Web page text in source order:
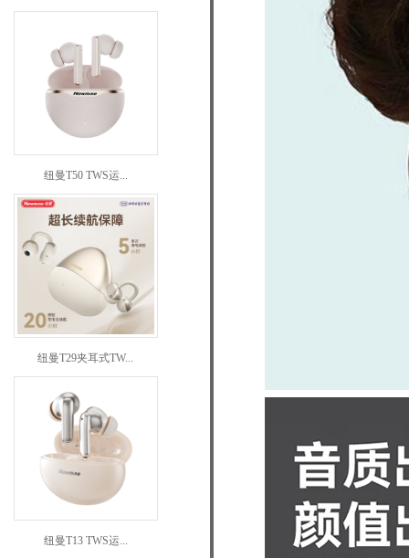
纽曼T50 TWS运...
纽曼T29夹耳式TW...
纽曼T13 TWS运...